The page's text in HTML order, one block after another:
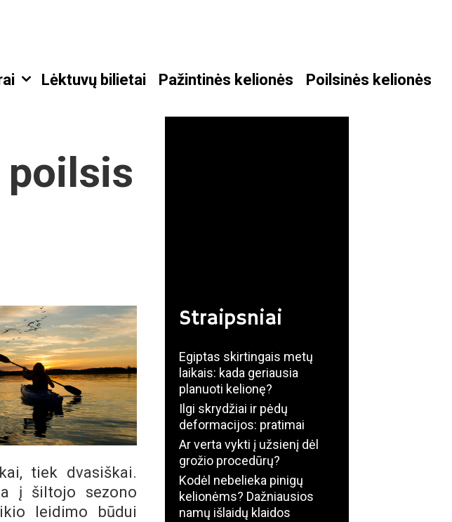
Lėktuvų bilietai Pažintinės kelionės Poilsinės kelionės
poilsis
tiek dvasiškai.
į šiltojo sezono
leidimo būdui
Straipsniai
Egiptas skirtingais metų
laikais: kada geriausia
planuoti kelionę?
Ilgi skrydžiai ir pėdų
deformacijos: pratimai
Ar verta vykti į užsienį dėl
grožio procedūrų?
Kodėl nebelieka pinigų
kelionėms? Dažniausios
namų išlaidų klaidos